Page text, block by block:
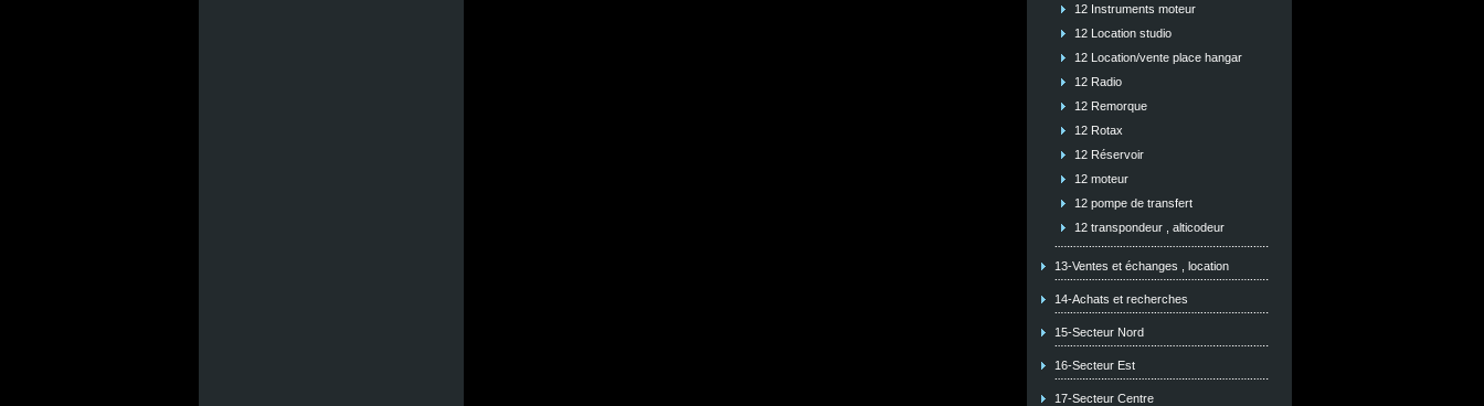
12 Instruments moteur
12 Location studio
12 Location/vente place hangar
12 Radio
12 Remorque
12 Rotax
12 Réservoir
12 moteur
12 pompe de transfert
12 transpondeur , alticodeur
13-Ventes et échanges , location
14-Achats et recherches
15-Secteur Nord
16-Secteur Est
17-Secteur Centre